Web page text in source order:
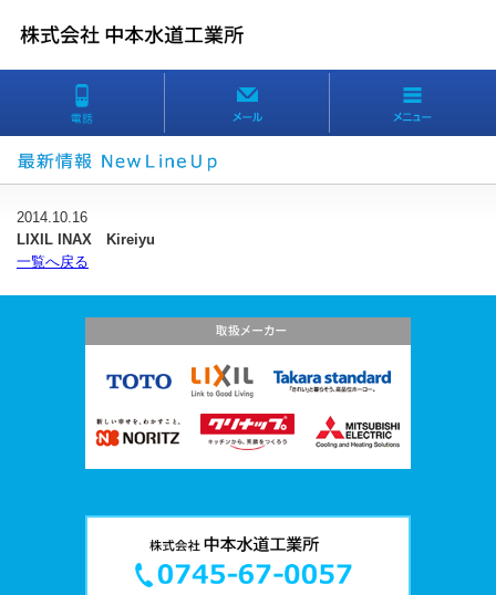
2014.10.16
LIXIL INAX Kireiyu
一覧へ戻る